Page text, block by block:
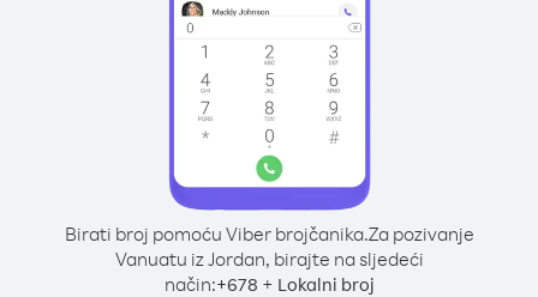
Birati broj pomoću Viber brojčanika.Za pozivanje
Vanuatu iz Jordan, birajte na sljedeći
način:+678 + Lokalni broj